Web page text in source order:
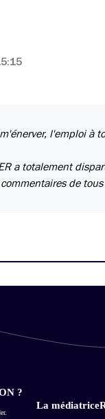
l'emploi à
a totalement
de tous
?
La médiatrice